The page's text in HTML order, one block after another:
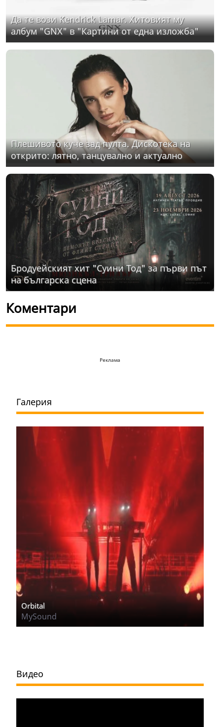
Да те вози Kendrick Lamar. Хитовият му
албум "GNX" в "Картини от една изложба"
Плешивото куче зад пулта. Дискотека на
открито: лятно, танцувално и актуално
Бродуейският хит "Суини Тод" за първи път
на българска сцена
Коментари
Реклама
Галерия
Orbital
MySound
Видео